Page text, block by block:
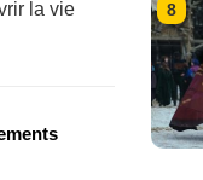
la vie
8